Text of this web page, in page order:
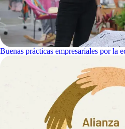
Buenas prácticas empresariales por la